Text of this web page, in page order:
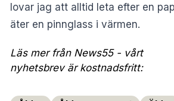
lovar jag att alltid leta efter en
äter en pinnglass i värmen.
Läs mer från News55 - vårt
nyhetsbrev är kostnadsfritt: